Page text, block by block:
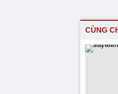
CÙNG